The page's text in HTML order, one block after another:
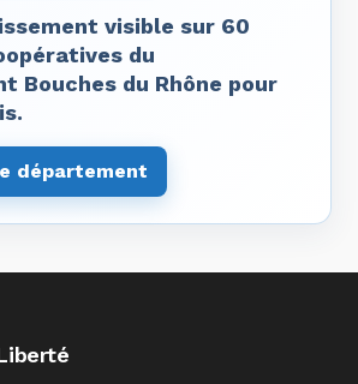
visible sur 60
du
Bouches du Rhône pour
département